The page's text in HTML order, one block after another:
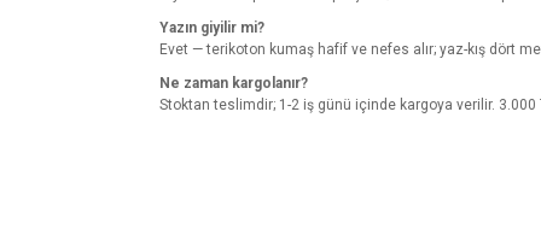
Yazın giyilir mi?
Evet — terikoton kumaş hafif ve nefes alır; yaz-kış dört
Ne zaman kargolanır?
Stoktan teslimdir; 1-2 iş günü içinde kargoya verilir. 3.000